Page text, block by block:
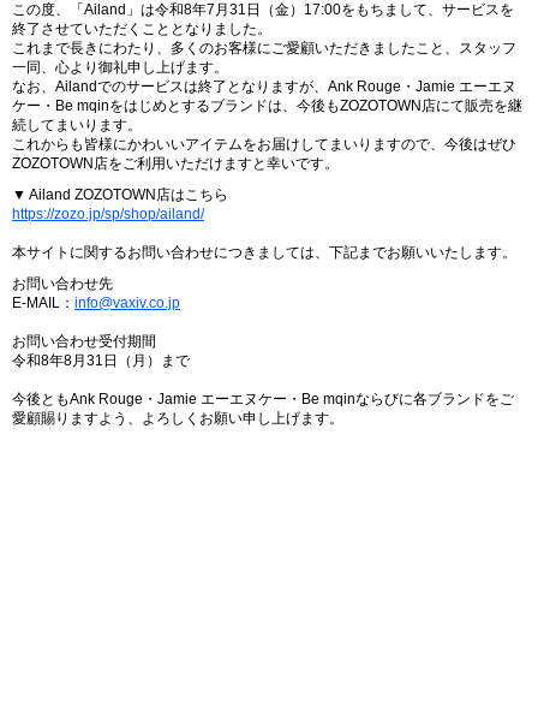
この度、「Ailand」は令和8年7月31日（金）17:00をもちまして、サービスを
終了させていただくこととなりました。
これまで長きにわたり、多くのお客様にご愛顧いただきましたこと、スタッフ
一同、心より御礼申し上げます。
なお、Ailandでのサービスは終了となりますが、Ank Rouge・Jamie エーエヌ
ケー・Be mqinをはじめとするブランドは、今後もZOZOTOWN店にて販売を継
続してまいります。
これからも皆様にかわいいアイテムをお届けしてまいりますので、今後はぜひ
ZOZOTOWN店をご利用いただけますと幸いです。
▼ Ailand ZOZOTOWN店はこちら
https://zozo.jp/sp/shop/ailand/
本サイトに関するお問い合わせにつきましては、下記までお願いいたします。
お問い合わせ先
E-MAIL： info@vaxiv.co.jp
お問い合わせ受付期間
令和8年8月31日（月）まで
今後ともAnk Rouge・Jamie エーエヌケー・Be mqinならびに各ブランドをご
愛顧賜りますよう、よろしくお願い申し上げます。